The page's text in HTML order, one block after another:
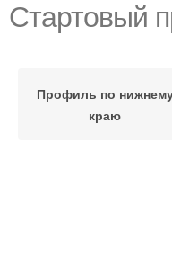
Стартовый
Профиль по
краю